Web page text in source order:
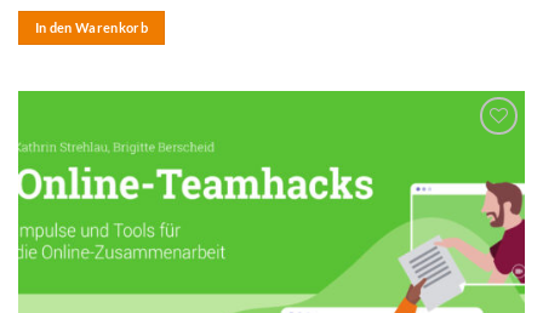
In den Warenkorb
hinzufügen